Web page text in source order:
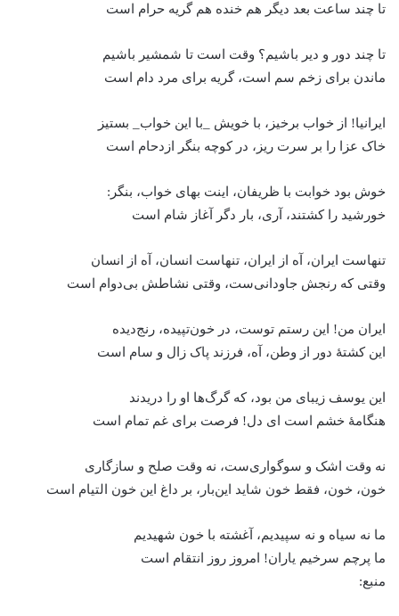
تا چند ساعت بعد دیگر هم خنده هم گریه حرام است
تا چند دور و دیر باشیم؟ وقت است تا شمشیر باشیم
ماندن برای زخم سم است، گریه برای مرد دام است
ایرانیا! از خواب برخیز، با خویش _با این خواب_ بستیز
خاک عزا را بر سرت ریز، در کوچه بنگر ازدحام است
خوش بود خوابت با ظریفان، اینت بهای خواب، بنگر:
خورشید را کشتند، آری، بار دگر آغاز شام است
تنهاست ایران، آه از ایران، تنهاست انسان، آه از انسان
وقتی که رنجش جاودانی‌ست، وقتی نشاطش بی‌دوام است
ایران من! این رستم توست، در خون‌تپیده، رنج‌دیده
این کشتهٔ دور از وطن، آه، فرزند پاک زال و سام است
این یوسف زیبای من بود، که گرگ‌ها او را دریدند
هنگامهٔ خشم است ای دل! فرصت برای غم تمام است
نه وقت اشک و سوگواری‌ست، نه وقت صلح و سازگاری
خون، خون، فقط خون شاید این‌بار، بر داغ این خون التیام است
ما نه سیاه و نه سپیدیم، آغشته با خون شهیدیم
ما پرچم سرخیم یاران! امروز روز انتقام است
منبع: